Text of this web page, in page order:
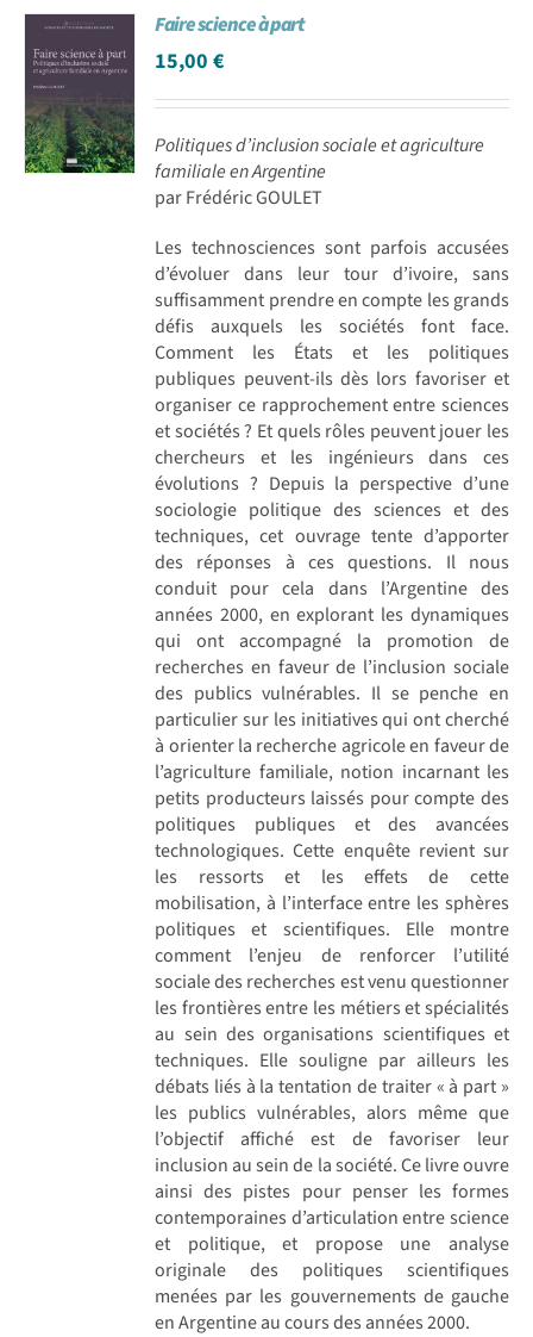
Achat en ligne
Panier WooCommerce
Faire science à part
15,00€
Politiques d’inclusion sociale et agriculture
familiale en Argentine
par Frédéric GOULET
Les technosciences sont parfois accusées
d’évoluer dans leur tour d’ivoire, sans
suffisamment prendre en compte les grands
défis auxquels les sociétés font face.
Comment les États et les politiques
publiques peuvent-ils dès lors favoriser et
organiser ce rapprochement entre sciences
et sociétés ? Et quels rôles peuvent jouer les
chercheurs et les ingénieurs dans ces
évolutions ? Depuis la perspective d’une
sociologie politique des sciences et des
techniques, cet ouvrage tente d’apporter
des réponses à ces questions. Il nous
conduit pour cela dans l’Argentine des
années 2000, en explorant les dynamiques
qui ont accompagné la promotion de
recherches en faveur de l’inclusion sociale
des publics vulnérables. Il se penche en
particulier sur les initiatives qui ont cherché
à orienter la recherche agricole en faveur de
l’agriculture familiale, notion incarnant les
petits producteurs laissés pour compte des
politiques publiques et des avancées
technologiques. Cette enquête revient sur
les ressorts et les effets de cette
mobilisation, à l’interface entre les sphères
politiques et scientifiques. Elle montre
comment l’enjeu de renforcer l’utilité
sociale des recherches est venu questionner
les frontières entre les métiers et spécialités
au sein des organisations scientifiques et
techniques. Elle souligne par ailleurs les
débats liés à la tentation de traiter « à part »
les publics vulnérables, alors même que
l’objectif affiché est de favoriser leur
inclusion au sein de la société. Ce livre ouvre
ainsi des pistes pour penser les formes
contemporaines d’articulation entre science
et politique, et propose une analyse
originale des politiques scientifiques
menées par les gouvernements de gauche
en Argentine au cours des années 2000.